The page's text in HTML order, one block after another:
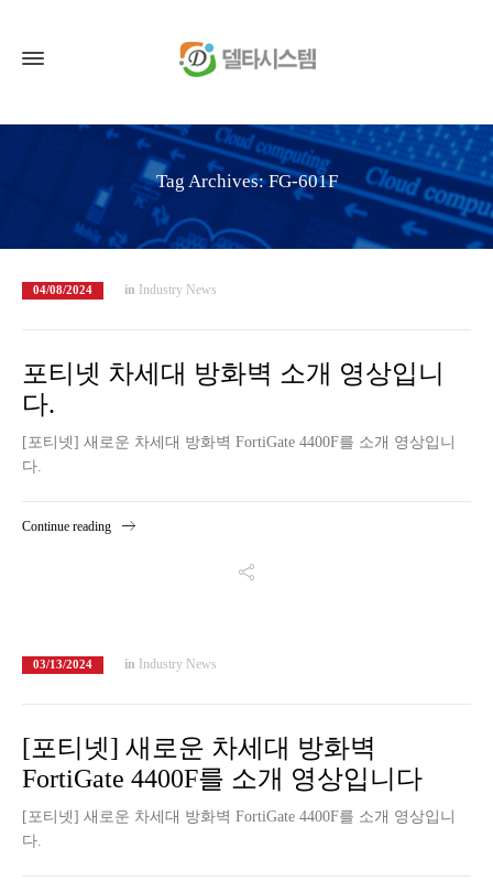
Tag Archives: FG-601F
04/08/2024 in Industry News
포티넷 차세대 방화벽 소개 영상입니
다.
[포티넷] 새로운 차세대 방화벽 FortiGate 4400F를 소개 영상입니
다.
Continue reading
03/13/2024 in Industry News
[포티넷] 새로운 차세대 방화벽
FortiGate 4400F를 소개 영상입니다
[포티넷] 새로운 차세대 방화벽 FortiGate 4400F를 소개 영상입니
다.